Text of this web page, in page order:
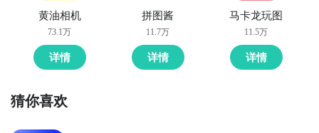
黄油相机
73.1万
详情
拼图酱
11.7万
详情
马卡龙玩图
11.5万
详情
猜你喜欢